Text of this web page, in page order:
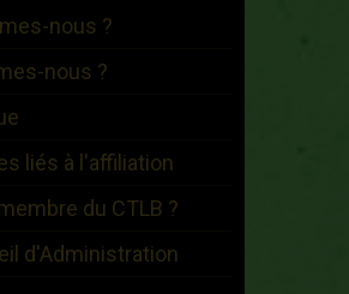
nous ?
nous ?
liés à l'affiliation
du CTLB ?
d'Administration